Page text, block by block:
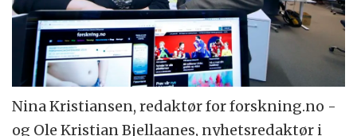
Nina Kristiansen, redaktør for forskning.no -
og Ole Kristian Bjellaanes, nyhetsredaktør i